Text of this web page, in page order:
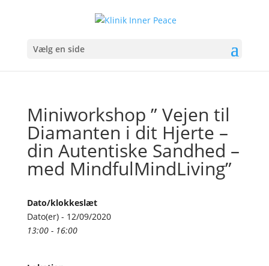
Vælg en side
Miniworkshop ” Vejen til
Diamanten i dit Hjerte –
din Autentiske Sandhed –
med MindfulMindLiving”
Dato/klokkeslæt
Dato(er) - 12/09/2020
13:00 - 16:00